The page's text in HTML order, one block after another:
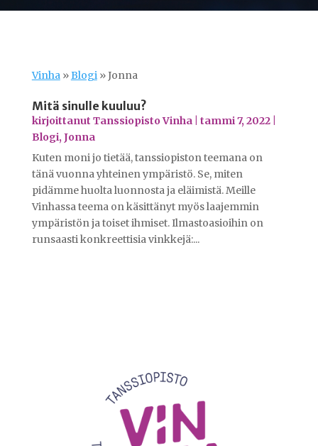
Vinha»Blogi»Jonna
Mitä sinulle kuuluu?
kirjoittanut Tanssiopisto Vinha| tammi 7, 2022|
Blogi, Jonna
Kuten moni jo tietää, tanssiopiston teemana on
tänä vuonna yhteinen ympäristö. Se, miten
pidämme huolta luonnosta ja eläimistä. Meille
Vinhassa teema on käsittänyt myös laajemmin
ympäristön ja toiset ihmiset. Ilmastoasioihin on
runsaasti konkreettisia vinkkejä:...